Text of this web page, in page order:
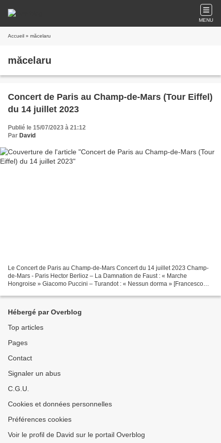
MENU
Accueil » măcelaru
măcelaru
Concert de Paris au Champ-de-Mars (Tour Eiffel)
du 14 juillet 2023
Publié le 15/07/2023 à 21:12
Par David
Le Concert de Paris au Champ-de-Mars Concert du 14 juillet 2023 Champ-
de-Mars - Paris Hector Berlioz – La Damnation de Faust : « Marche
Hongroise » Giacomo Puccini – Turandot : « Nessun dorma » [Francesco
Hébergé par Overblog
Top articles
Pages
Contact
Signaler un abus
C.G.U.
Cookies et données personnelles
Préférences cookies
Voir le profil de David sur le portail Overblog